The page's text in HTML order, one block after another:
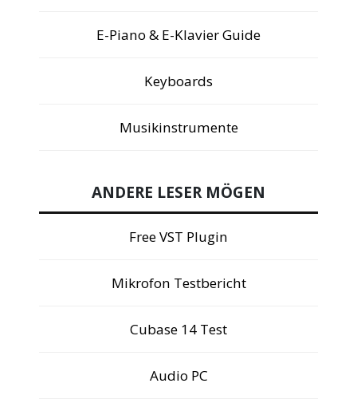
E-Piano & E-Klavier Guide
Keyboards
Musikinstrumente
ANDERE LESER MÖGEN
Free VST Plugin
Mikrofon Testbericht
Cubase 14 Test
Audio PC